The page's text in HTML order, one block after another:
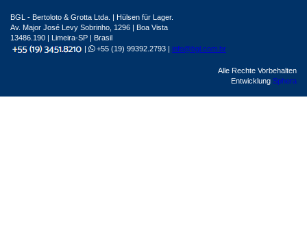
BGL - Bertoloto & Grotta Ltda. | Hülsen für Lager.
Av. Major José Levy Sobrinho, 1296 | Boa Vista
13486.190 | Limeira-SP | Brasil
|
+55 (19) 99392.2793 | info@bgl.com.br
Alle Rechte Vorbehalten
Entwicklung Sphera